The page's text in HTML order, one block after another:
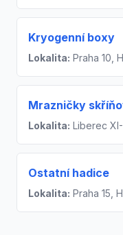
Kryogenní boxy
Lokalita: Praha 10,
Mrazničky
Lokalita: Liberec
Ostatní hadice
Lokalita: Praha 15,